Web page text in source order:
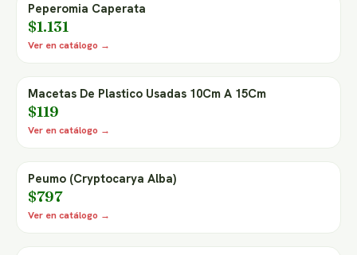
Peperomia Caperata
$1.131
Ver en catálogo →
Macetas De Plastico Usadas 10Cm A 15Cm
$119
Ver en catálogo →
Peumo (Cryptocarya Alba)
$797
Ver en catálogo →